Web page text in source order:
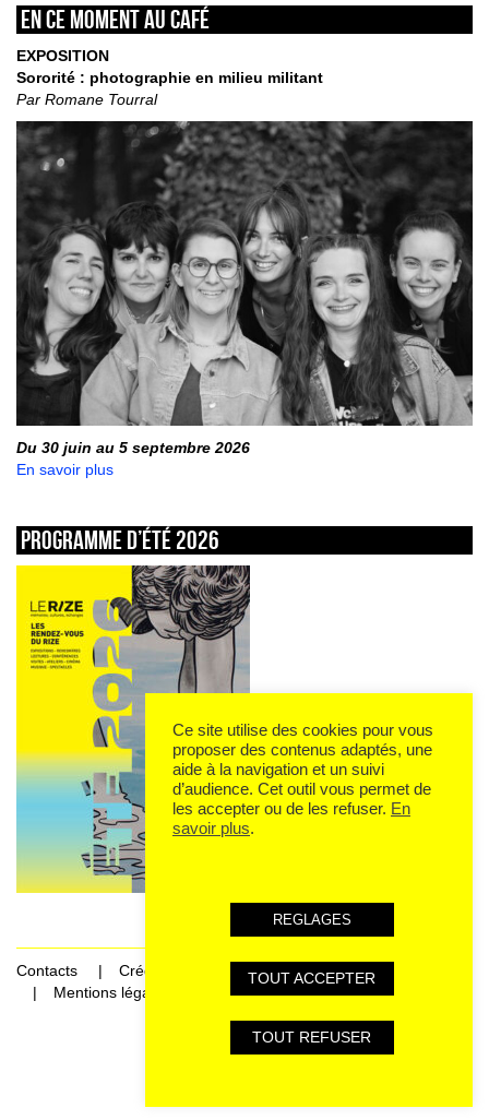
En ce moment au café
EXPOSITION
Sororité : photographie en milieu militant
Par Romane Tourral
Du 30 juin au 5 septembre 2026
En savoir plus
Programme d’été 2026
Contacts
Crédits
Mentions légales et données personnelles
Ce site utilise des cookies pour vous
proposer des contenus adaptés, une
aide à la navigation et un suivi
d’audience. Cet outil vous permet de
les accepter ou de les refuser. En
savoir plus.
REGLAGES
TOUT ACCEPTER
TOUT REFUSER